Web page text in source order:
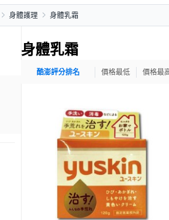
身體護理 身體乳霜
身體乳霜
酷澎評分排名 價格最低 價格最